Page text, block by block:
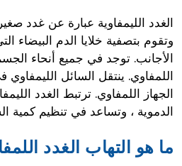
الغدد الليمفاوية عبارة عن غدد
وتقوم بتصفية خلايا الدم البيضاء
الأجانب. توجد في جميع أنحاء
اللمفاوي. ينتقل السائل
الجهاز اللمفاوي. ترتبط الغدد
الدموية ، وتساعد في تنظيم
ما هو التهاب الغدد